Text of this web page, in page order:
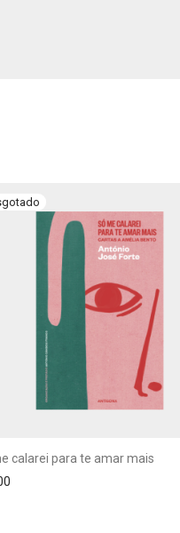
calarei para te amar mais